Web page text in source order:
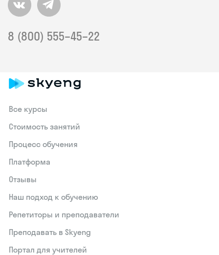
8 (800) 555–45–22
Все курсы
Стоимость занятий
Процесс обучения
Платформа
Отзывы
Наш подход к обучению
Репетиторы и преподаватели
Преподавать в Skyeng
Портал для учителей